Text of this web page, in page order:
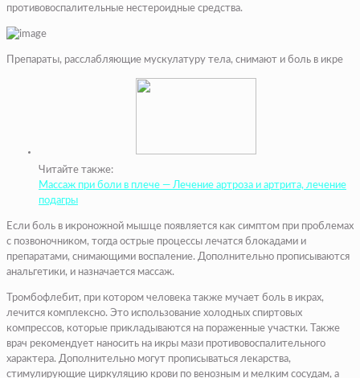
противовоспалительные нестероидные средства.
Препараты, расслабляющие мускулатуру тела, снимают и боль в икре
Читайте также:
Массаж при боли в плече — Лечение артроза и артрита, лечение
подагры
Если боль в икроножной мышце появляется как симптом при проблемах
с позвоночником, тогда острые процессы лечатся блокадами и
препаратами, снимающими воспаление. Дополнительно прописываются
анальгетики, и назначается массаж.
Тромбофлебит, при котором человека также мучает боль в икрах,
лечится комплексно. Это использование холодных спиртовых
компрессов, которые прикладываются на пораженные участки. Также
врач рекомендует наносить на икры мази противовоспалительного
характера. Дополнительно могут прописываться лекарства,
стимулирующие циркуляцию крови по венозным и мелким сосудам, а